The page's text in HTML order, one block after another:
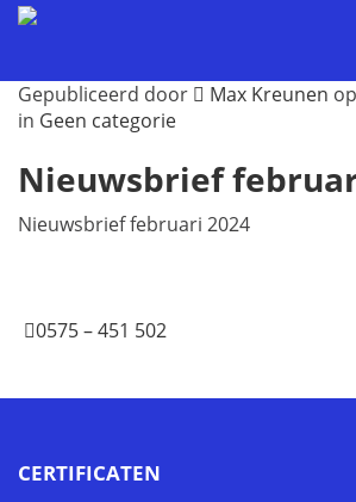
Gepubliceerd door Max Kreunen op
in Geen categorie
Nieuwsbrief
Nieuwsbrief februari 2024
0575 – 451 502
CERTIFICATEN